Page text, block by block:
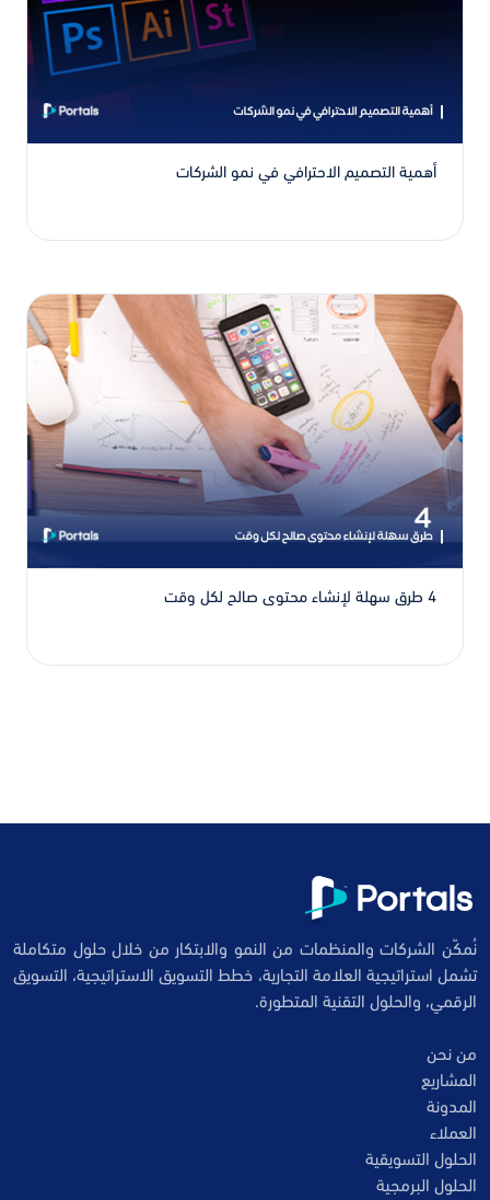
أهمية التصميم الاحترافي في نمو الشركات
4 طرق سهلة لإنشاء محتوى صالح لكل وقت
نُمكّن الشركات والمنظمات من النمو والابتكار من خلال حلول متكاملة
تشمل استراتيجية العلامة التجارية، خطط التسويق الاستراتيجية، التسويق
الرقمي، والحلول التقنية المتطورة.
من نحن
المشاريع
المدونة
العملاء
الحلول التسويقية
الحلول البرمجية